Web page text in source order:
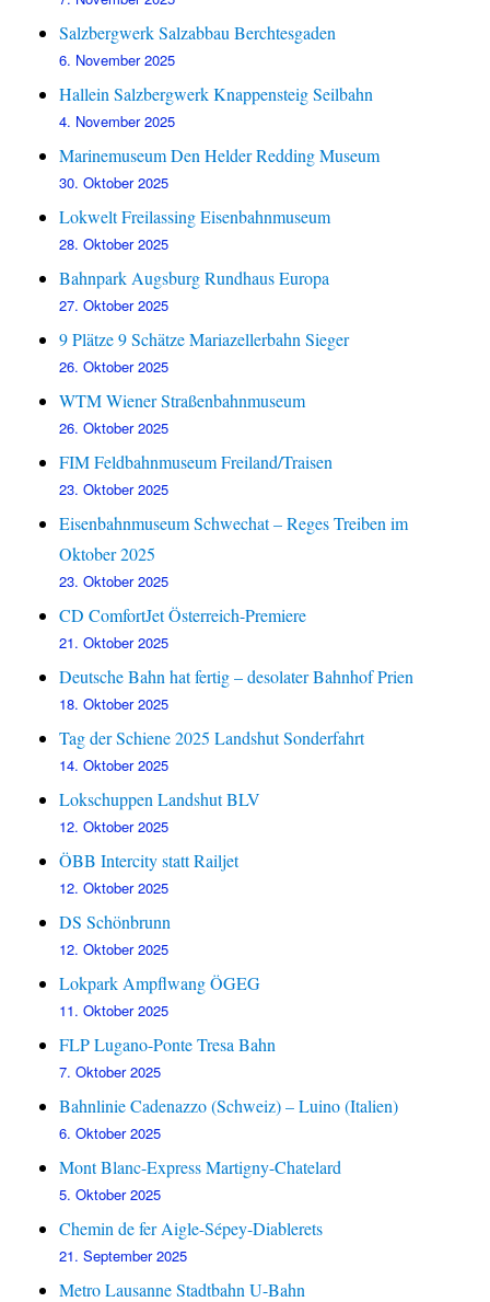
Salzbergwerk Salzabbau Berchtesgaden
6. November 2025
Hallein Salzbergwerk Knappensteig Seilbahn
4. November 2025
Marinemuseum Den Helder Redding Museum
30. Oktober 2025
Lokwelt Freilassing Eisenbahnmuseum
28. Oktober 2025
Bahnpark Augsburg Rundhaus Europa
27. Oktober 2025
9 Plätze 9 Schätze Mariazellerbahn Sieger
26. Oktober 2025
WTM Wiener Straßenbahnmuseum
26. Oktober 2025
FIM Feldbahnmuseum Freiland/Traisen
23. Oktober 2025
Eisenbahnmuseum Schwechat – Reges Treiben im
Oktober 2025
23. Oktober 2025
CD ComfortJet Österreich-Premiere
21. Oktober 2025
Deutsche Bahn hat fertig – desolater Bahnhof Prien
18. Oktober 2025
Tag der Schiene 2025 Landshut Sonderfahrt
14. Oktober 2025
Lokschuppen Landshut BLV
12. Oktober 2025
ÖBB Intercity statt Railjet
12. Oktober 2025
DS Schönbrunn
12. Oktober 2025
Lokpark Ampflwang ÖGEG
11. Oktober 2025
FLP Lugano-Ponte Tresa Bahn
7. Oktober 2025
Bahnlinie Cadenazzo (Schweiz) – Luino (Italien)
6. Oktober 2025
Mont Blanc-Express Martigny-Chatelard
5. Oktober 2025
Chemin de fer Aigle-Sépey-Diablerets
21. September 2025
Metro Lausanne Stadtbahn U-Bahn